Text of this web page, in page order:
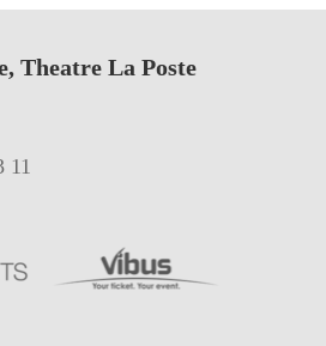
Theatre La Poste
11